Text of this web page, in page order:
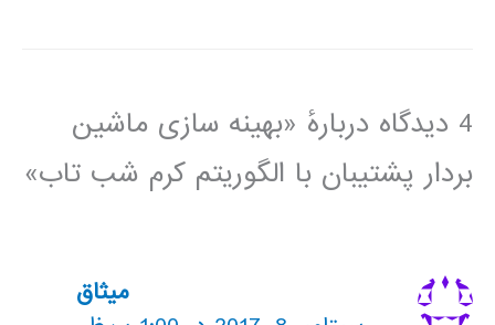
4 دیدگاه دربارهٔ «بهینه سازی ماشین
بردار پشتیبان با الگوریتم کرم شب تاب»
میثاق